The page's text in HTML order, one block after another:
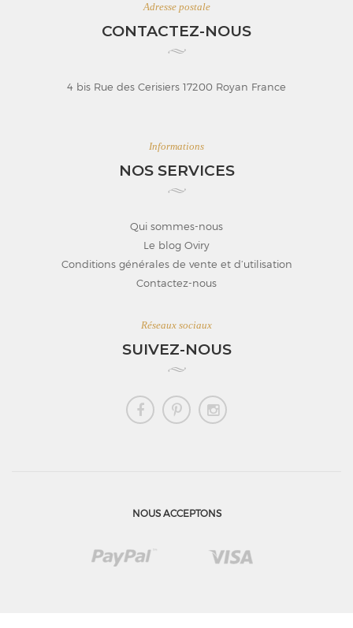
Adresse postale
CONTACTEZ-NOUS
4 bis Rue des Cerisiers 17200 Royan France
Informations
NOS SERVICES
Qui sommes-nous
Le blog Oviry
Conditions générales de vente et d’utilisation
Contactez-nous
Réseaux sociaux
SUIVEZ-NOUS
NOUS ACCEPTONS